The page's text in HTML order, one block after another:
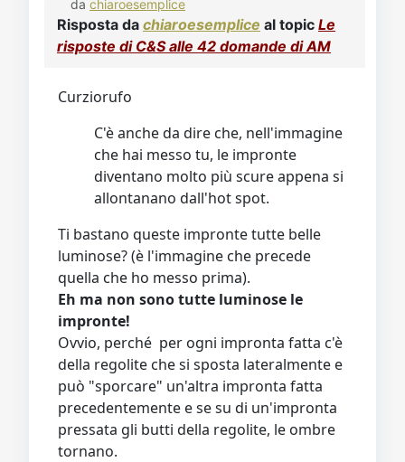
da chiaroesemplice
Risposta da chiaroesemplice al topic Le
risposte di C&S alle 42 domande di AM
Curziorufo
C'è anche da dire che, nell'immagine
che hai messo tu, le impronte
diventano molto più scure appena si
allontanano dall'hot spot.
Ti bastano queste impronte tutte belle
luminose? (è l'immagine che precede
quella che ho messo prima).
Eh ma non sono tutte luminose le
impronte!
Ovvio, perché per ogni impronta fatta c'è
della regolite che si sposta lateralmente e
può "sporcare" un'altra impronta fatta
precedentemente e se su di un'impronta
pressata gli butti della regolite, le ombre
tornano.